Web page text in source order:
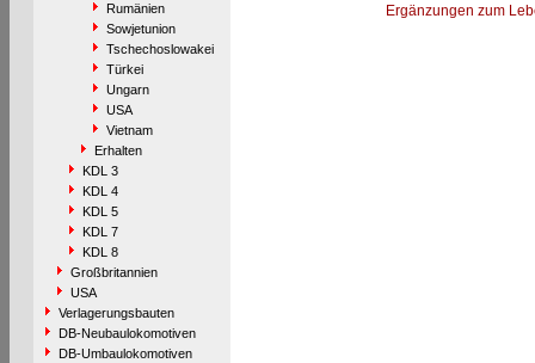
Rumänien
Sowjetunion
Tschechoslowakei
Türkei
Ungarn
USA
Vietnam
Erhalten
KDL 3
KDL 4
KDL 5
KDL 7
KDL 8
Großbritannien
USA
Verlagerungsbauten
DB-Neubaulokomotiven
DB-Umbaulokomotiven
Ergänzungen zum